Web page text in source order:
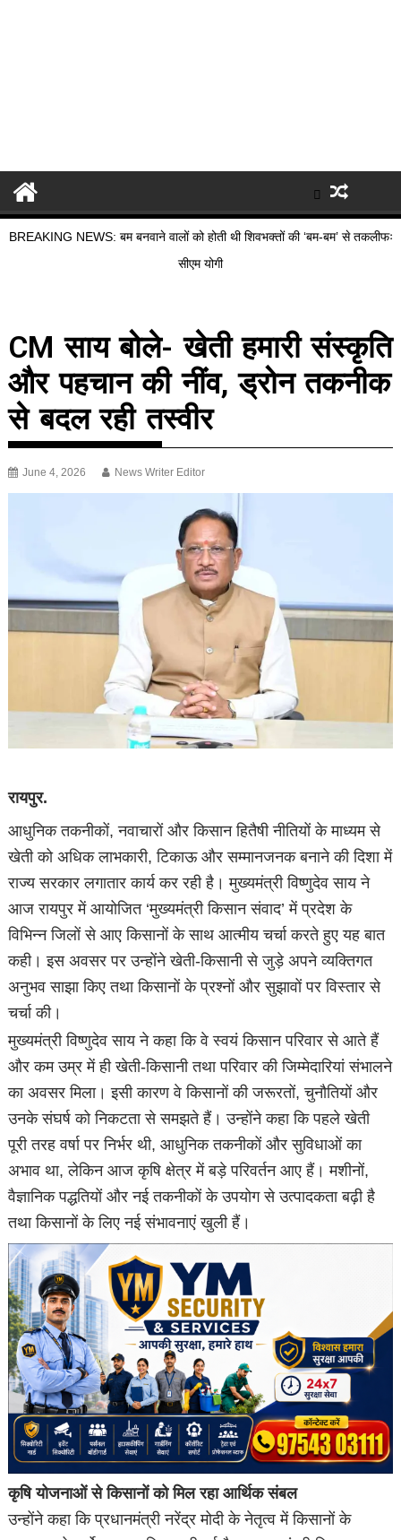
BREAKING NEWS: बम बनवाने वालों को होती थी शिवभक्तों की ‘बम-बम’ से तकलीफः
सीएम योगी
CM साय बोले- खेती हमारी संस्कृति
और पहचान की नींव, ड्रोन तकनीक
से बदल रही तस्वीर
June 4, 2026 News Writer Editor
रायपुर.
आधुनिक तकनीकों, नवाचारों और किसान हितैषी नीतियों के माध्यम से
खेती को अधिक लाभकारी, टिकाऊ और सम्मानजनक बनाने की दिशा में
राज्य सरकार लगातार कार्य कर रही है। मुख्यमंत्री विष्णुदेव साय ने
आज रायपुर में आयोजित ‘मुख्यमंत्री किसान संवाद’ में प्रदेश के
विभिन्न जिलों से आए किसानों के साथ आत्मीय चर्चा करते हुए यह बात
कही। इस अवसर पर उन्होंने खेती-किसानी से जुड़े अपने व्यक्तिगत
अनुभव साझा किए तथा किसानों के प्रश्नों और सुझावों पर विस्तार से
चर्चा की।
मुख्यमंत्री विष्णुदेव साय ने कहा कि वे स्वयं किसान परिवार से आते हैं
और कम उम्र में ही खेती-किसानी तथा परिवार की जिम्मेदारियां संभालने
का अवसर मिला। इसी कारण वे किसानों की जरूरतों, चुनौतियों और
उनके संघर्ष को निकटता से समझते हैं। उन्होंने कहा कि पहले खेती
पूरी तरह वर्षा पर निर्भर थी, आधुनिक तकनीकों और सुविधाओं का
अभाव था, लेकिन आज कृषि क्षेत्र में बड़े परिवर्तन आए हैं। मशीनों,
वैज्ञानिक पद्धतियों और नई तकनीकों के उपयोग से उत्पादकता बढ़ी है
तथा किसानों के लिए नई संभावनाएं खुली हैं।
कृषि योजनाओं से किसानों को मिल रहा आर्थिक संबल
उन्होंने कहा कि प्रधानमंत्री नरेंद्र मोदी के नेतृत्व में किसानों के